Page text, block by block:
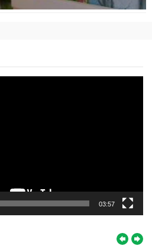
03:57